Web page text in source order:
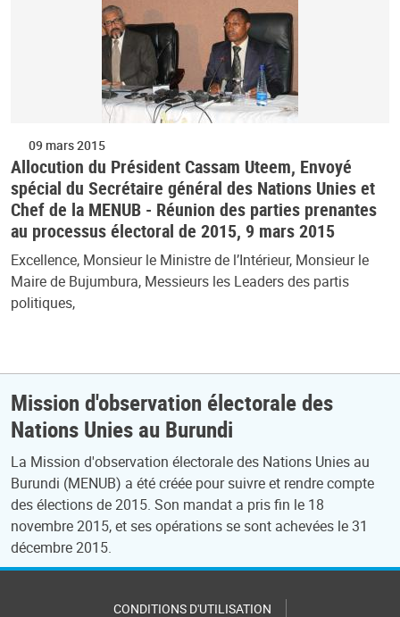
09 mars 2015
Allocution du Président Cassam Uteem, Envoyé
spécial du Secrétaire général des Nations Unies et
Chef de la MENUB - Réunion des parties prenantes
au processus électoral de 2015, 9 mars 2015
Excellence, Monsieur le Ministre de l’Intérieur, Monsieur le
Maire de Bujumbura, Messieurs les Leaders des partis
politiques,
Mission d'observation électorale des
Nations Unies au Burundi
La Mission d'observation électorale des Nations Unies au
Burundi (MENUB) a été créée pour suivre et rendre compte
des élections de 2015. Son mandat a pris fin le 18
novembre 2015, et ses opérations se sont achevées le 31
décembre 2015.
CONDITIONS D'UTILISATION